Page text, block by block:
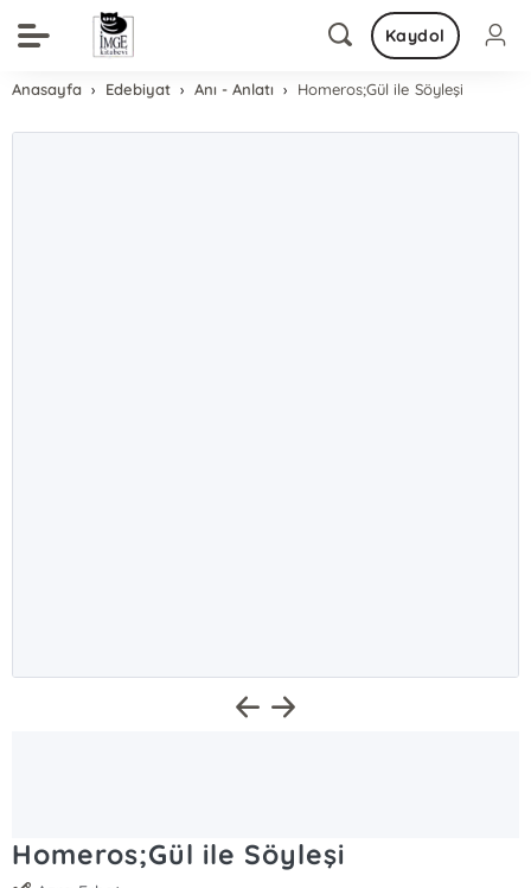
Kaydol
Anasayfa Edebiyat Anı - Anlatı Homeros;Gül ile Söyleşi
Homeros;Gül ile Söyleşi